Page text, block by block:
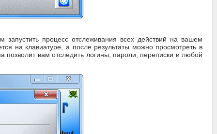
процесс отслеживания всех действий на вашем
на клавиатуре, а после результаты можно просмотреть в
позволит вам отследить логины, пароли, переписки и любой